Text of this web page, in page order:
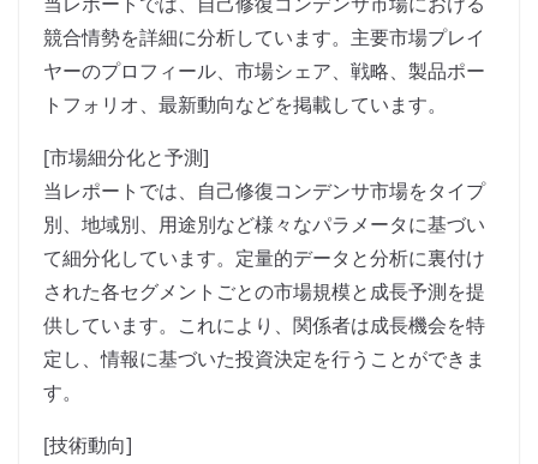
競合情勢を詳細に分析しています。主要市場プレイ
ヤーのプロフィール、市場シェア、戦略、製品ポー
トフォリオ、最新動向などを掲載しています。
[市場細分化と予測]
当レポートでは、自己修復コンデンサ市場をタイプ
別、地域別、用途別など様々なパラメータに基づい
て細分化しています。定量的データと分析に裏付け
された各セグメントごとの市場規模と成長予測を提
供しています。これにより、関係者は成長機会を特
定し、情報に基づいた投資決定を行うことができま
す。
[技術動向]